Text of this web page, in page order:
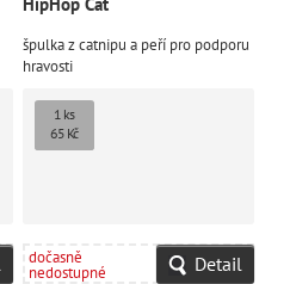
špulka z catnipu a peří pro podporu
hravosti
1 ks
65 Kč
dočasně
nedostupné Detail